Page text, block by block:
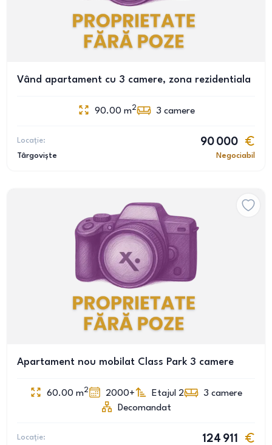
Vând apartament cu 3 camere, zona rezidentiala
90.00 m2 3 camere
Locație:
Târgoviște
90 000
Negociabil
Apartament nou mobilat Class Park 3 camere
60.00 m2 2000+ Etajul 2 3 camere
Decomandat
Locație: 124 911